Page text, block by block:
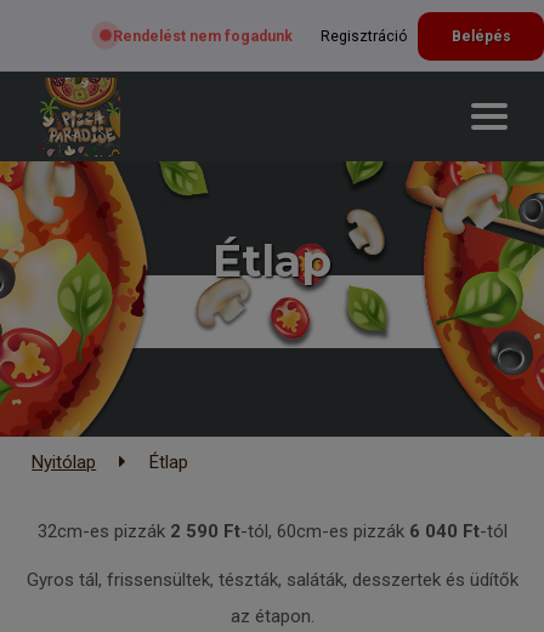
Rendelést nem fogadunk Regisztráció Belépés
Étlap
Nyitólap Étlap
32cm-es pizzák 2 590 Ft-tól, 60cm-es pizzák 6 040 Ft-tól
Gyros tál, frissensültek, tészták, saláták, desszertek és üdítők
az étapon.